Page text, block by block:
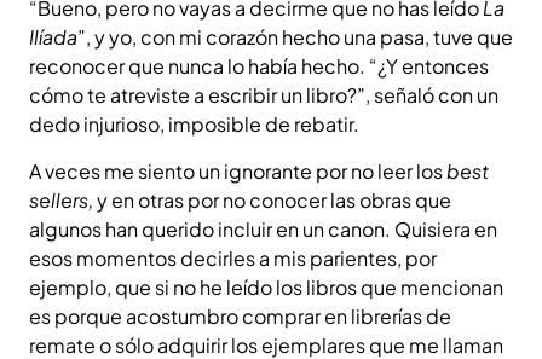
“Bueno, pero no vayas a decirme que no has leídoLa
Ilíada”, y yo, con mi corazón hecho una pasa, tuve que
reconocer que nunca lo había hecho. “¿Y entonces
cómo te atreviste a escribir un libro?”, señaló con un
dedo injurioso, imposible de rebatir.
A veces me siento un ignorante por no leer losbest
sellers,y en otras por no conocer las obras que
algunos han querido incluir en un canon. Quisiera en
esos momentos decirles a mis parientes, por
ejemplo, que si no he leído los libros que mencionan
es porque acostumbro comprar en librerías de
remate o sólo adquirir los ejemplares que me llaman